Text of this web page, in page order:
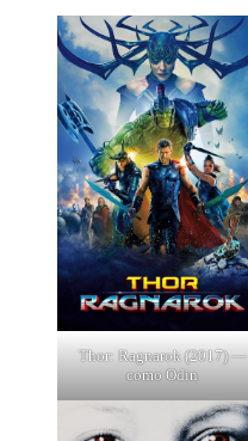
Thor: Ragnarok (2017) —
como Odin